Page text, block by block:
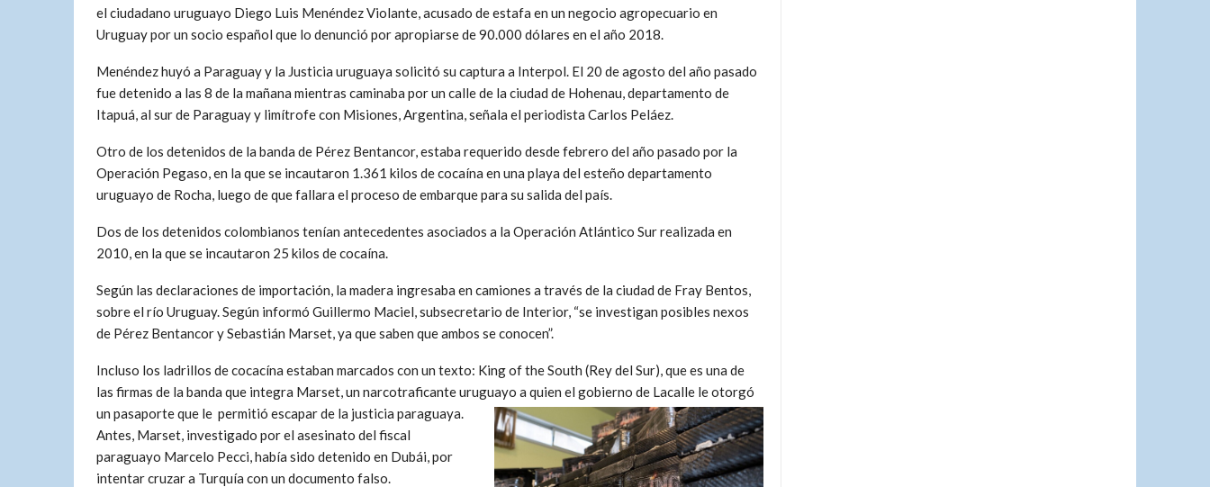
el ciudadano uruguayo Diego Luis Menéndez Violante, acusado de estafa en un negocio agropecuario en
Uruguay por un socio español que lo denunció por apropiarse de 90.000 dólares en el año 2018.
Menéndez huyó a Paraguay y la Justicia uruguaya solicitó su captura a Interpol. El 20 de agosto del año pasado
fue detenido a las 8 de la mañana mientras caminaba por un calle de la ciudad de Hohenau, departamento de
Itapuá, al sur de Paraguay y limítrofe con Misiones, Argentina, señala el periodista Carlos Peláez.
Otro de los detenidos de la banda de Pérez Bentancor, estaba requerido desde febrero del año pasado por la
Operación Pegaso, en la que se incautaron 1.361 kilos de cocaína en una playa del esteño departamento
uruguayo de Rocha, luego de que fallara el proceso de embarque para su salida del país.
Dos de los detenidos colombianos tenían antecedentes asociados a la Operación Atlántico Sur realizada en
2010, en la que se incautaron 25 kilos de cocaína.
Según las declaraciones de importación, la madera ingresaba en camiones a través de la ciudad de Fray Bentos,
sobre el río Uruguay. Según informó Guillermo Maciel, subsecretario de Interior, “se investigan posibles nexos
de Pérez Bentancor y Sebastián Marset, ya que saben que ambos se conocen”.
Incluso los ladrillos de cocacína estaban marcados con un texto: King of the South (Rey del Sur), que es una de
las firmas de la banda que integra Marset, un narcotraficante uruguayo a quien el gobierno de Lacalle le otorgó
un pasaporte que le permitió escapar de la justicia paraguaya.
Antes, Marset, investigado por el asesinato del fiscal
paraguayo Marcelo Pecci, había sido detenido en Dubái, por
intentar cruzar a Turquía con un documento falso.